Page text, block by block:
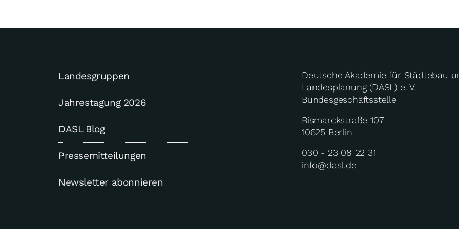
Landesgruppen
Jahrestagung 2026
DASL Blog
Pressemitteilungen
Newsletter abonnieren
Deutsche Akademie für Städtebau
Landesplanung (DASL) e. V.
Bundesgeschäftsstelle
Bismarckstraße 107
10625 Berlin
030 - 23 08 22 31
info@dasl.de